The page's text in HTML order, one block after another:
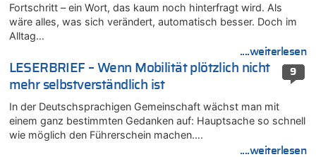
Zurück an den Rhein: Hendrich wechselt zum 1. FC Köln
06.08.2026 - 14:46 von Hugo Egon Bernhard von Sinnen zu
Frau hörte Stimmen aus Haus des verstorbenen Nachbarn
06.08.2026 - 14:44 von Coralie zu
Zweite Hitzewelle in diesem Sommer ist jetzt amtlich
Zweite Hitzewelle in diesem Sommer ist jetzt amtlich
06.08.2026 - 14:26 von Hugo Egon Bernhard von Sinnen zu
Zweite Hitzewelle in diesem Sommer ist jetzt amtlich
Fortschritt – ein Wort, das kaum noch hinterfragt wird. Als
wäre alles, was sich verändert, automatisch besser. Doch im
Alltag…
....weiterlesen
9
LESERBRIEF – Wenn Mobilität plötzlich nicht
mehr selbstverständlich ist
In der Deutschsprachigen Gemeinschaft wächst man mit
einem ganz bestimmten Gedanken auf: Hauptsache so schnell
wie möglich den Führerschein machen….
....weiterlesen